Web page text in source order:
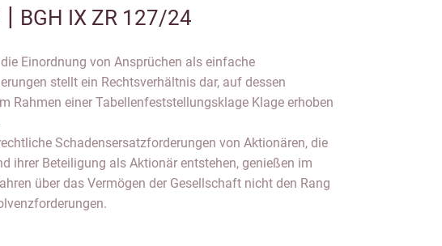
BGH IX ZR 127/24
Einordnung von Ansprüchen als einfache
stellt ein Rechtsverhältnis dar, auf dessen
Rahmen einer Tabellenfeststellungsklage Klage erhoben
Schadensersatzforderungen von Aktionären, die
ihrer Beteiligung als Aktionär entstehen, genießen im
über das Vermögen der Gesellschaft nicht den Rang